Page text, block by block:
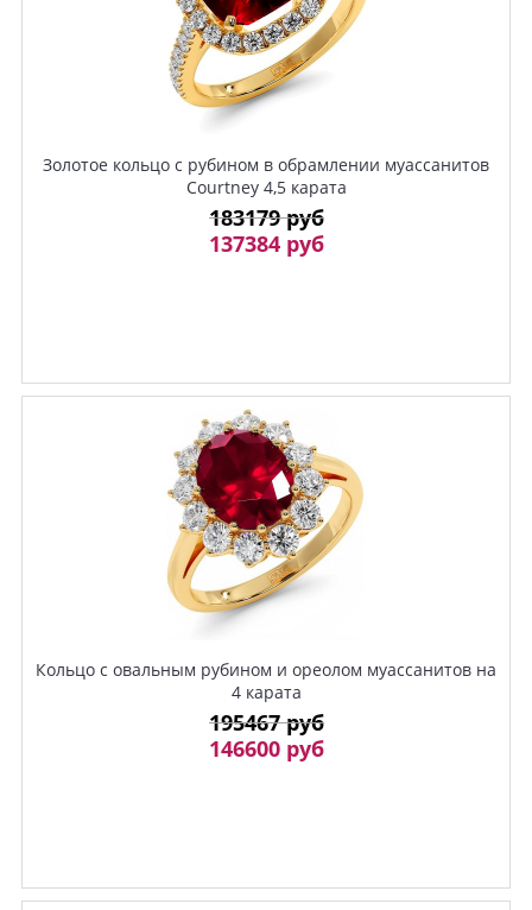
Золотое кольцо с рубином в обрамлении муассанитов
Courtney 4,5 карата
183179 руб
137384 руб
Кольцо с овальным рубином и ореолом муассанитов на
4 карата
195467 руб
146600 руб